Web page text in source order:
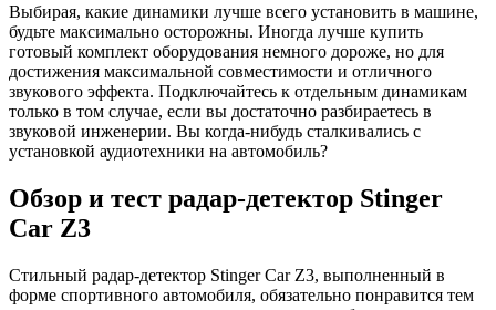
Выбирая, какие динамики лучше всего установить в машине,
будьте максимально осторожны. Иногда лучше купить
готовый комплект оборудования немного дороже, но для
достижения максимальной совместимости и отличного
звукового эффекта. Подключайтесь к отдельным динамикам
только в том случае, если вы достаточно разбираетесь в
звуковой инженерии. Вы когда-нибудь сталкивались с
установкой аудиотехники на автомобиль?
Обзор и тест радар-детектор Stinger
Car Z3
Стильный радар-детектор Stinger Car Z3, выполненный в
форме спортивного автомобиля, обязательно понравится тем